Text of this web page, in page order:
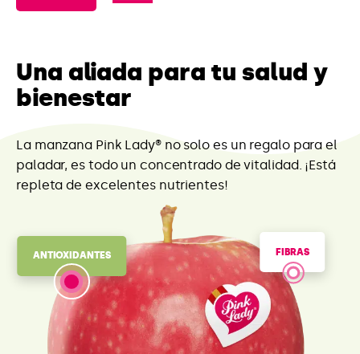
Una aliada para tu salud y
bienestar
La manzana Pink Lady® no solo es un regalo para el
paladar, es todo un concentrado de vitalidad. ¡Está
repleta de excelentes nutrientes!
ANTIOXIDANTES FIBRAS